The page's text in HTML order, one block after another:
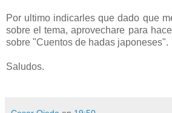
Por ultimo indicarles que dado que
sobre el tema, aprovechare para
sobre "Cuentos de hadas japoneses".
Saludos.